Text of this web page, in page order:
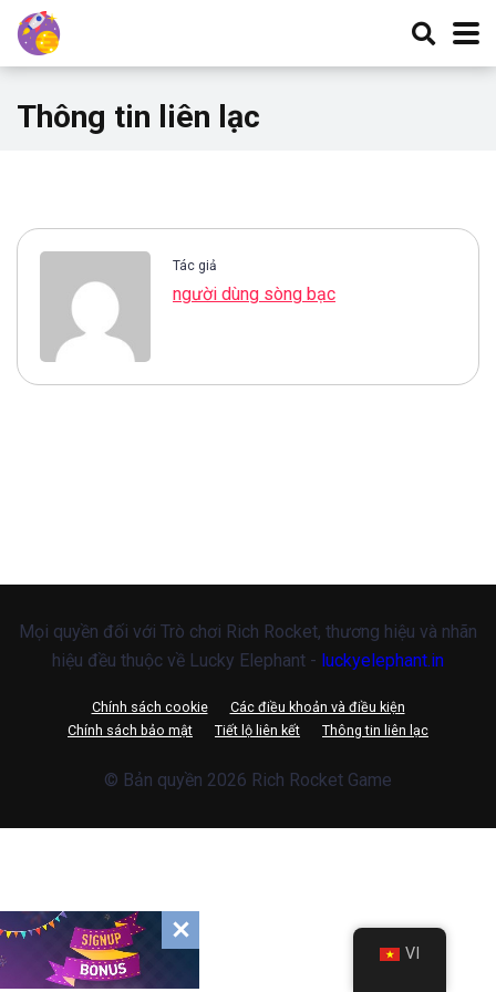
Thông tin liên lạc
Tác giả
người dùng sòng bạc
Mọi quyền đối với Trò chơi Rich Rocket, thương hiệu và nhãn
hiệu đều thuộc về Lucky Elephant - luckyelephant.in
Chính sách cookie
Các điều khoản và điều kiện
Chính sách bảo mật
Tiết lộ liên kết Thông tin liên lạc
© Bản quyền 2026 Rich Rocket Game
VI